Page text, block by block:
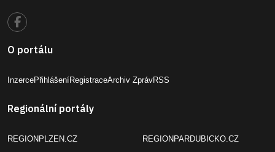
O portálu
InzercePřihlášeníRegistraceArchiv ZprávRSS
Regionální portály
REGIONPLZEN.CZ REGIONPARDUBICKO.CZ